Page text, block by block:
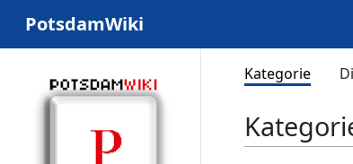
PotsdamWiki
Kategorie